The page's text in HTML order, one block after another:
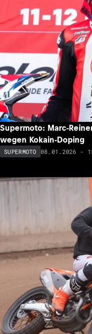
Supermoto: Marc-
wegen Kokain-Doping
SUPERMOTO 08.01.2026 -